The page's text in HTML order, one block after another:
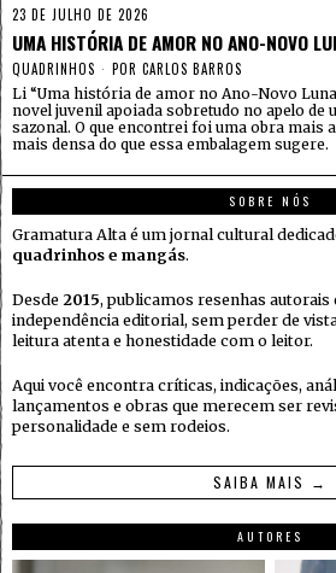
23 DE JULHO DE 2026
UMA HISTÓRIA DE AMOR NO ANO-NOVO
QUADRINHOS POR CARLOS BARROS
Li “Uma história de amor no Ano-Novo
novel juvenil apoiada sobretudo no apelo de
sazonal. O que encontrei foi uma obra mais
mais densa do que essa embalagem sugere.
SOBRE NÓS
Gramatura Alta é um jornal cultural
quadrinhos e mangás.
Desde 2015, publicamos resenhas
independência editorial, sem perder de
leitura atenta e honestidade com o leitor.
Aqui você encontra críticas, indicações,
lançamentos e obras que merecem ser
personalidade e sem rodeios.
SAIBA MAIS →
AUTORES